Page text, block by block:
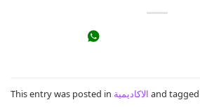
This entry was posted in الاكاديمية and tagged